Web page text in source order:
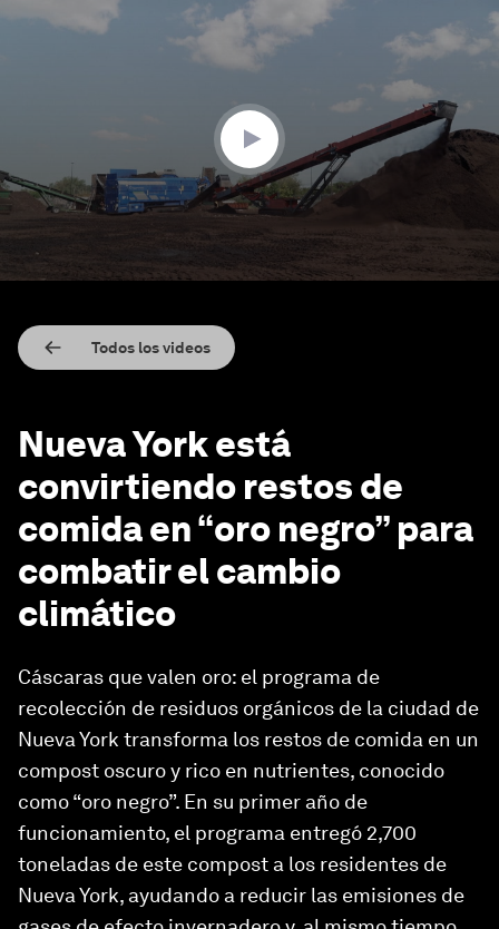
seconds
Todos los videos
Nueva York está
convirtiendo restos de
comida en “oro negro” para
combatir el cambio
climático
Cáscaras que valen oro: el programa de
recolección de residuos orgánicos de la ciudad de
Nueva York transforma los restos de comida en un
compost oscuro y rico en nutrientes, conocido
como “oro negro”. En su primer año de
funcionamiento, el programa entregó 2,700
toneladas de este compost a los residentes de
Nueva York, ayudando a reducir las emisiones de